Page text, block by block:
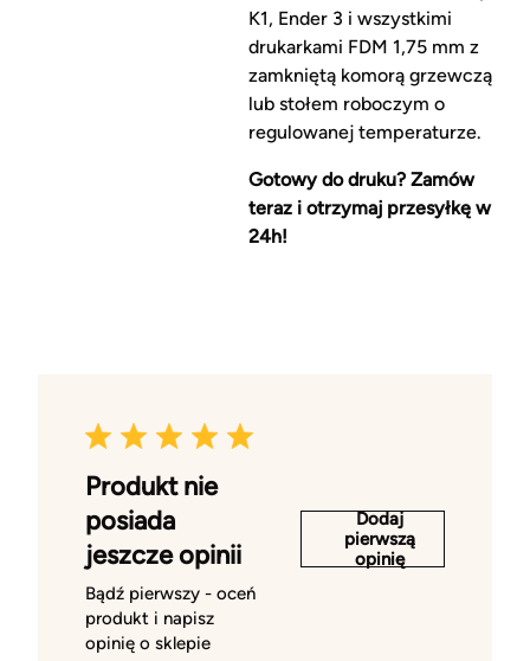
K1, Ender 3 i wszystkimi
drukarkami FDM 1,75 mm z
zamkniętą komorą grzewczą
lub stołem roboczym o
regulowanej temperaturze.
Gotowy do druku? Zamów
teraz i otrzymaj przesyłkę w
24h!
Produkt nie
posiada
jeszcze opinii
Bądź pierwszy - oceń
produkt i napisz
opinię o sklepie
Dodaj
pierwszą
opinię